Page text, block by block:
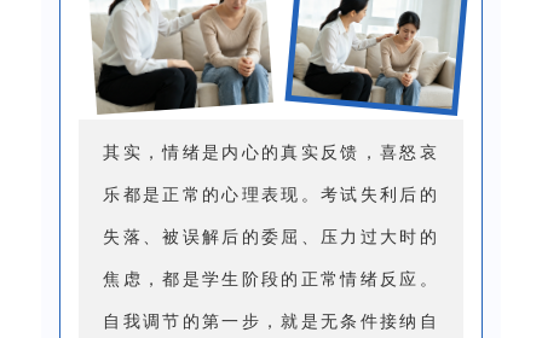
其实，情绪是内心的真实反馈，喜怒哀
乐都是正常的心理表现。考试失利后的
失落、被误解后的委屈、压力过大时的
焦虑，都是学生阶段的正常情绪反应。
自我调节的第一步，就是无条件接纳自